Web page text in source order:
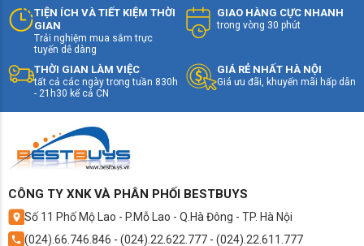
loại điều hòa 2 chiều.
Công suất 12000Btu (diện tích dưới 20m²)
Với công suất lạnh 12000Btu (1.5 HP), tối ưu trong
diện tích từ 15 - 20m², điều hòa 12000BTU
LG AMNQ12GSJA0
gian như phòng khách, phòng làm việc hoặc phòng
ngủ lớn. Nếu phòng có diện tích lớn hơn hoặc có
khả năng thất thoát nhiệt, bạn có thể cân nhắc lựa
TIỆN ÍCH VÀ TIẾT KIỆM THỜI
GIAN
Trải nghiệm mua sắm trực
tuyến dễ dàng
GIAO HÀNG CỰC NHANH
trong vòng 30 phút
THỜI GIAN LÀM VIỆC
tất cả các ngày trong tuần 830h
- 21h30 kể cả CN
GIÁ RẺ NHẤT HÀ NỘI
Giá ưu đãi, khuyến mãi hấp dẫn
CÔNG TY XNK VÀ PHÂN PHỐI BESTBUYS
Số 11 Phố Mộ Lao - P.Mỗ Lao - Q.Hà Đông - TP. Hà Nội
(024).66.746.846 - (024).22.622.777 - (024).22.611.777